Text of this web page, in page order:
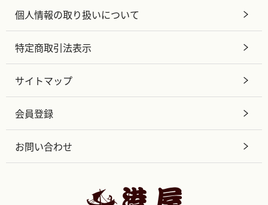
個人情報の取り扱いについて
特定商取引法表示
サイトマップ
会員登録
お問い合わせ